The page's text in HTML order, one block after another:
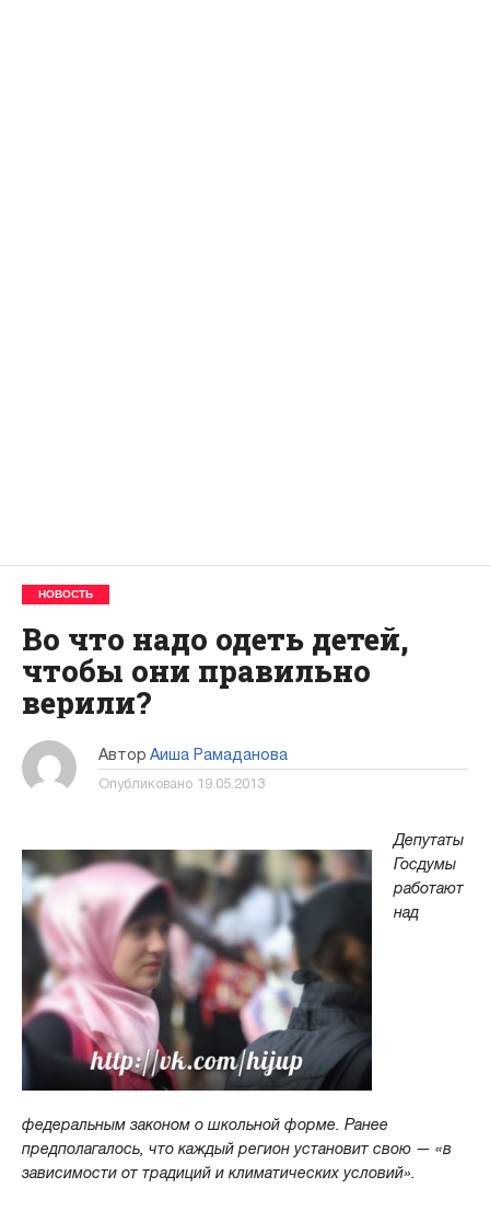
НОВОСТЬ
Во что надо одеть детей,
чтобы они правильно
верили?
Автор Аиша Рамаданова
Опубликовано 19.05.2013
Депутаты
Госдумы
работают
над
федеральным законом о школьной форме. Ранее
предполагалось, что каждый регион установит свою — «в
зависимости от традиций и климатических условий».